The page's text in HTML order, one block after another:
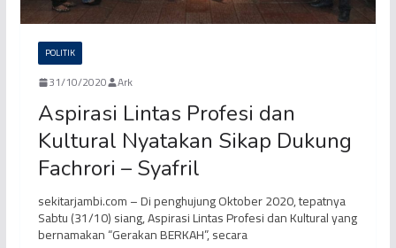
POLITIK
31/10/2020 Ark
Aspirasi Lintas Profesi dan
Kultural Nyatakan Sikap Dukung
Fachrori – Syafril
sekitarjambi.com – Di penghujung Oktober 2020, tepatnya
Sabtu (31/10) siang, Aspirasi Lintas Profesi dan Kultural yang
bernamakan “Gerakan BERKAH”, secara